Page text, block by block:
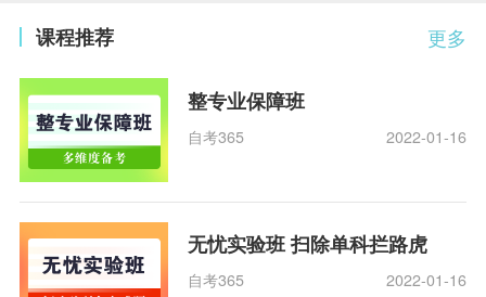
更多
课程推荐
整专业保障班
自考365 2022-01-16
无忧实验班 扫除单科拦路虎
自考365 2022-01-16